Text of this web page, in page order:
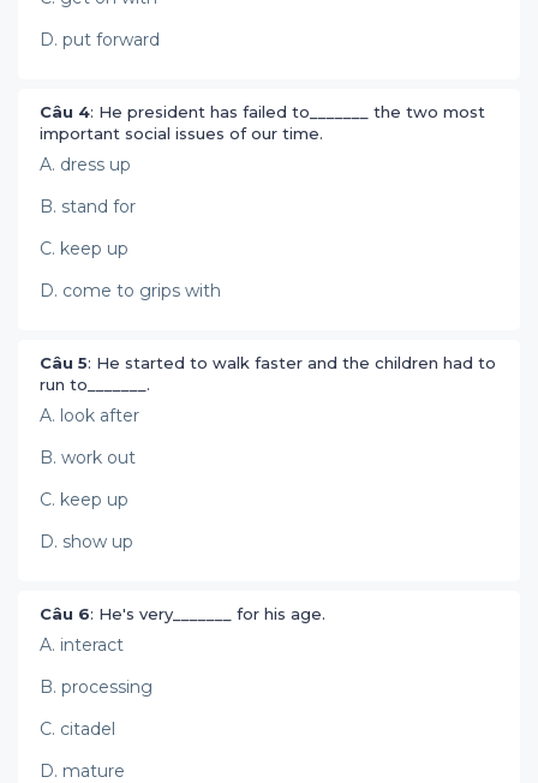
D. put forward
Câu 4: He president has failed to_______ the two most
important social issues of our time.
A. dress up
B. stand for
C. keep up
D. come to grips with
Câu 5: He started to walk faster and the children had to
run to_______.
A. look after
B. work out
C. keep up
D. show up
Câu 6: He's very_______ for his age.
A. interact
B. processing
C. citadel
D. mature